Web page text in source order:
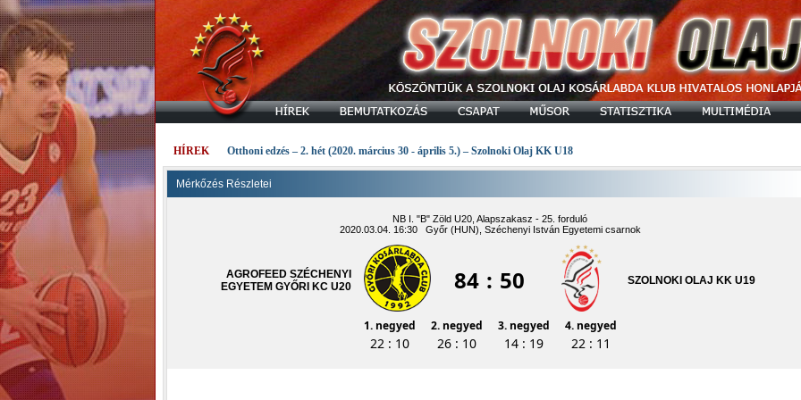
HÍREK Otthoni edzés – 2. hét (2020. március 30 - április 5.) – Szolnoki Olaj KK U18
Mérkőzés Részletei
NB I. "B" Zöld U20, Alapszakasz - 25. forduló
2020.03.04. 16:30 Győr (HUN), Széchenyi István Egyetemi csarnok
AGROFEED SZÉCHENYI
EGYETEM GYŐRI KC U20
84 : 50 SZOLNOKI OLAJ KK U19
1. negyed 2. negyed 3. negyed 4. negyed
22 : 10 26 : 10 14 : 19 22 : 11